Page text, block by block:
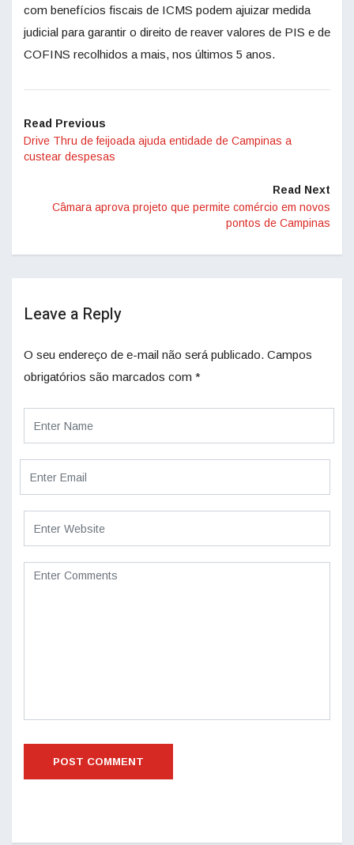
com benefícios fiscais de ICMS podem ajuizar medida
judicial para garantir o direito de reaver valores de PIS e de
COFINS recolhidos a mais, nos últimos 5 anos.
Read Previous
Drive Thru de feijoada ajuda entidade de Campinas a
custear despesas
Read Next
Câmara aprova projeto que permite comércio em novos
pontos de Campinas
Leave a Reply
O seu endereço de e-mail não será publicado. Campos
obrigatórios são marcados com *